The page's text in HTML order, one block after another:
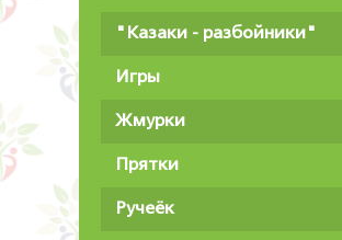
"Казаки - разбойники"
Игры
Жмурки
Прятки
Ручеёк